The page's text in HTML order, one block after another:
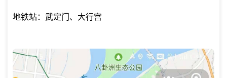
地铁站：武定门、大行宫